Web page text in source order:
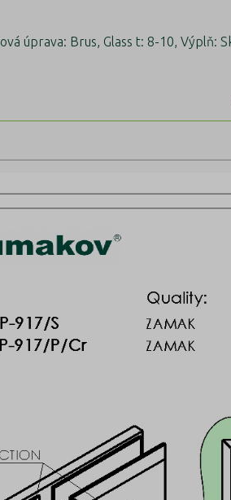
úprava: Brus, Glass t: 8-10, Výplň: